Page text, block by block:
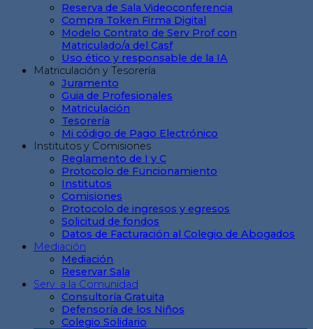
Reserva de Sala Videoconferencia
Compra Token Firma Digital
Modelo Contrato de Serv Prof con
Matriculado/a del Casf
Uso ético y responsable de la IA
Matriculación y Tesorería
Juramento
Guia de Profesionales
Matriculación
Tesorería
Mi código de Pago Electrónico
Institutos y Comisiones
Reglamento de I y C
Protocolo de Funcionamiento
Institutos
Comisiones
Protocolo de ingresos y egresos
Solicitud de fondos
Datos de Facturación al Colegio de Abogados
Mediación
Mediación
Reservar Sala
Serv. a la Comunidad
Consultoría Gratuita
Defensoría de los Niños
Colegio Solidario